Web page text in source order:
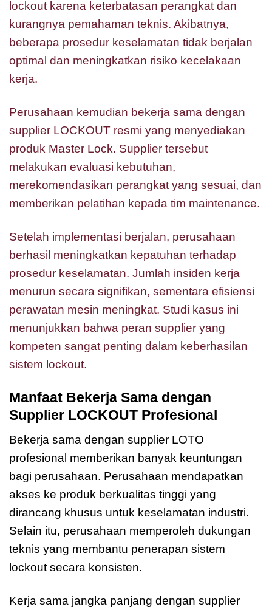
lockout karena keterbatasan perangkat dan
kurangnya pemahaman teknis. Akibatnya,
beberapa prosedur keselamatan tidak berjalan
optimal dan meningkatkan risiko kecelakaan
kerja.
Perusahaan kemudian bekerja sama dengan
supplier LOCKOUT resmi yang menyediakan
produk Master Lock. Supplier tersebut
melakukan evaluasi kebutuhan,
merekomendasikan perangkat yang sesuai, dan
memberikan pelatihan kepada tim maintenance.
Setelah implementasi berjalan, perusahaan
berhasil meningkatkan kepatuhan terhadap
prosedur keselamatan. Jumlah insiden kerja
menurun secara signifikan, sementara efisiensi
perawatan mesin meningkat. Studi kasus ini
menunjukkan bahwa peran supplier yang
kompeten sangat penting dalam keberhasilan
sistem lockout.
Manfaat Bekerja Sama dengan
Supplier LOCKOUT Profesional
Bekerja sama dengan supplier LOTO
profesional memberikan banyak keuntungan
bagi perusahaan. Perusahaan mendapatkan
akses ke produk berkualitas tinggi yang
dirancang khusus untuk keselamatan industri.
Selain itu, perusahaan memperoleh dukungan
teknis yang membantu penerapan sistem
lockout secara konsisten.
Kerja sama jangka panjang dengan supplier